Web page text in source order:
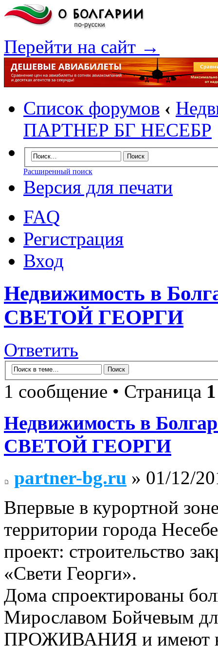
Перейти на сайт →
Список форумов ‹
ПАРТНЕР БГ НЕСЕБР
Расширенный поиск
Версия для печати
FAQ
Регистрация
Вход
Недвижимость в
СВЕТОЙ ГЕОРГИ
Ответить
1 сообщение • Страница 1
Недвижимость в
СВЕТОЙ ГЕОРГИ
partner-bg.ru » 01/12/
Впервые в курортной
территории города
проект: строительство
«Свети Георги».
Дома спроектированы
Мирославом Бойчевым
ПРОЖИВАНИЯ и имеют